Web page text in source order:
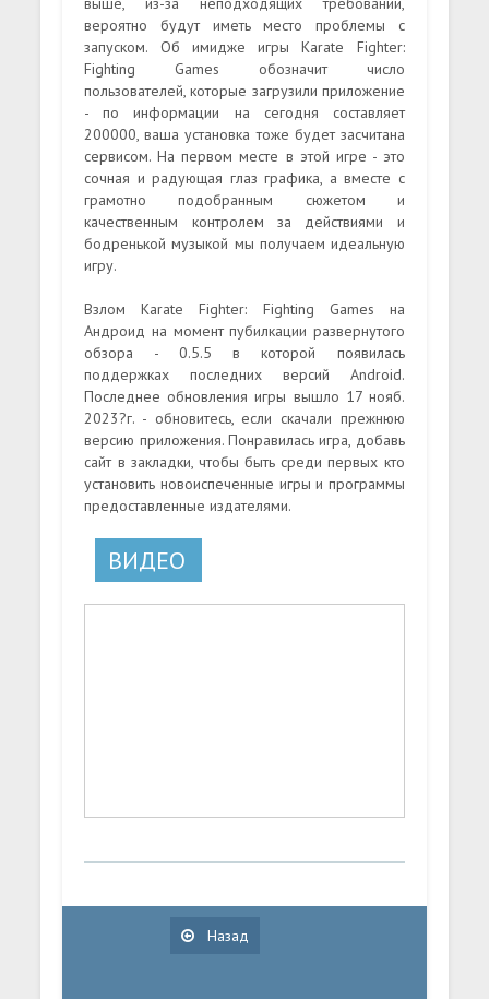
вероятно будут иметь место проблемы с
запуском. Об имидже игры Karate Fighter:
Fighting Games обозначит число
пользователей, которые загрузили приложение
- по информации на сегодня составляет
200000, ваша установка тоже будет засчитана
сервисом. На первом месте в этой игре - это
сочная и радующая глаз графика, а вместе с
грамотно подобранным сюжетом и
качественным контролем за действиями и
бодренькой музыкой мы получаем идеальную
игру.
Взлом Karate Fighter: Fighting Games на
Андроид на момент пубилкации развернутого
обзора - 0.5.5 в которой появилась
поддержках последних версий Android.
Последнее обновления игры вышло 17 нояб.
2023?г. - обновитесь, если скачали прежнюю
версию приложения. Понравилась игра, добавь
сайт в закладки, чтобы быть среди первых кто
установить новоиспеченные игры и программы
предоставленные издателями.
ВИДЕО
Назад